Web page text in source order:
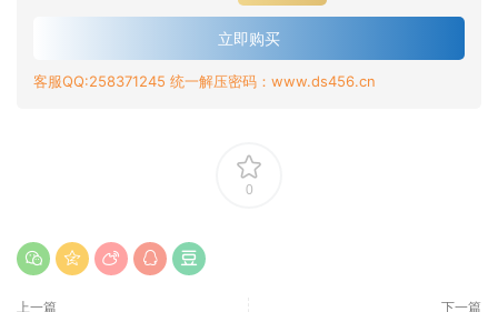
立即购买
客服QQ:258371245 统一解压密码：www.ds456.cn
0
上一篇 下一篇